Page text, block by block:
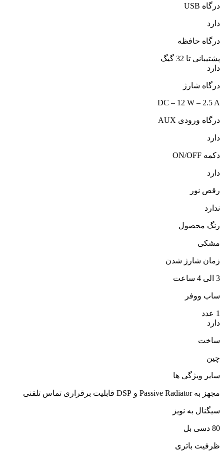
درگاه USB
دارد
درگاه حافظه
پشتیبانی تا 32 گیگ
دارد
درگاه شارژ
DC – 12 W – 2.5 A
درگاه ورودی AUX
دارد
دکمه ON/OFF
دارد
رقص نور
ندارد
رنگ محصول
مشکی
زمان شارژ شدن
3 الی 4 ساعت
ساب ووفر
1 عدد
دارد
ساخت
چین
سایر ویژگی ها
مجهز به Passive Radiator و DSP قابلیت برقراری تماس تلفنی
سیگنال به نویز
80 دسی بل
ظرفیت باتری